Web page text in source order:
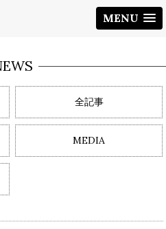
MENU
全記事
MEDIA